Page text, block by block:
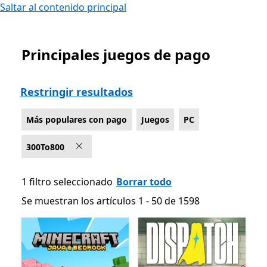
Saltar al contenido principal
Lista Microsoft.com
Principales juegos de pago
Restringir resultados
Más populares con pago Juegos PC
300To800
1 filtro seleccionado Borrar todo
Se muestran los artículos 1 - 50 de 1598
Se muestran los artículos 1 - 50 de 1598